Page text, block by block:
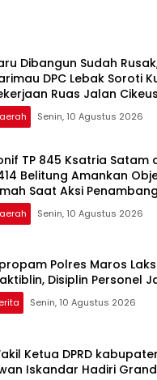
Dibangun Sudah Rusak,
DPC Lebak Soroti
Ruas Jalan
Senin, 10 Agustus 2026
TP 845 Ksatria Satam
Belitung Amankan
Saat Aksi
Senin, 10 Agustus 2026
Polres Maros
Disiplin Personel
Senin, 10 Agustus 2026
Ketua DPRD
Iskandar Hadiri